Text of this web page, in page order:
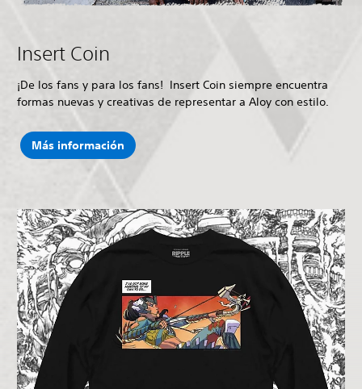
Insert Coin
¡De los fans y para los fans! Insert Coin siempre encuentra
formas nuevas y creativas de representar a Aloy con estilo.
Más información